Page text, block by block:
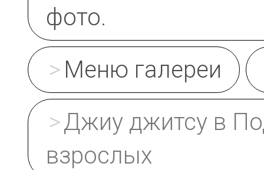
фото.
Меню галереи
Джиу джитсу в
взрослых